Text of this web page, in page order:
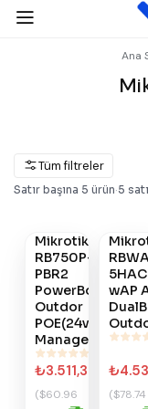
Ana
Tüm filtreler
Satır başına 5 ürün·5
269
Satın
Mikrotik
RB750P-
PBR2
PowerBox
Outdor
POE(24v)
Manage
₺3.511,30
($60.96
258
wAP
($78.74